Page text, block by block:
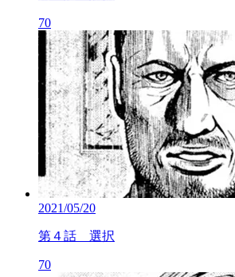
70
2021/05/20
第４話 選択
70